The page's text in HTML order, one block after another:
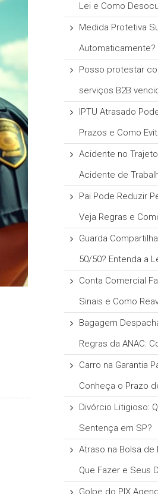
Lei e Como
Medida Protetiva
Automaticamente?
Posso protestar
serviços B2B
IPTU Atrasado
Prazos e Como
Acidente no
Acidente de
Pai Pode Reduzir
Veja Regras e
Guarda
50/50? Entenda a
Conta Comercial
Sinais e Como
Bagagem
Regras da ANAC:
Carro na Garantia
Conheça o Prazo
Divórcio Litigioso:
Sentença em SP?
Atraso na Bolsa de
Que Fazer e Seus
Golpe do PIX